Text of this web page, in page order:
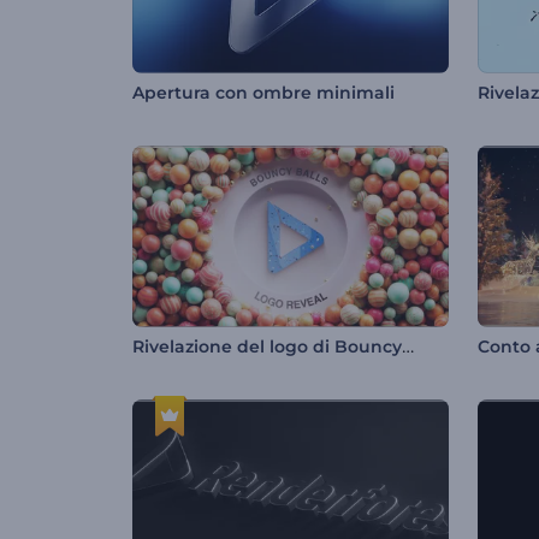
Apertura con ombre minimali
Rivelazione del logo di Bouncy Balls